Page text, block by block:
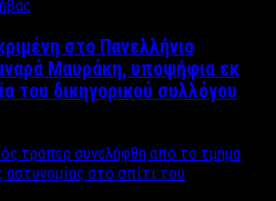
στο Πανελλήνιο
Μαυράκη, υποψήφια εκ
του δικηγορικού συλλόγου